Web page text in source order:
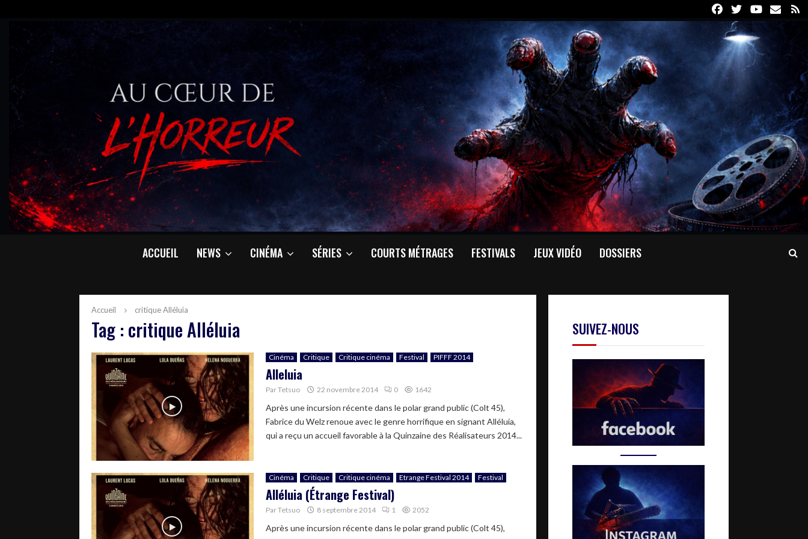
FacebookTwitterYoutube
Email
ACCUEIL NEWS CINÉMA SÉRIES COURTS MÉTRAGES FESTIVALS JEUX VIDÉO DOSSIERS
Accueil critique Alléluia
Tag : critique Alléluia
Cinéma Critique Critique cinéma Festival PIFFF 2014
Alleluia
ParTetsuo 22 novembre 2014 0 1642
Après une incursion récente dans le polar grand public (Colt 45),
Fabrice du Welz renoue avec le genre horrifique en signant Alléluia,
qui a reçu un accueil favorable à la Quinzaine des Réalisateurs 2014...
Cinéma Critique Critique cinéma Etrange Festival 2014 Festival
Alléluia (Étrange Festival)
ParTetsuo 8 septembre 2014 1 2052
Après une incursion récente dans le polar grand public (Colt 45),
SUIVEZ-NOUS